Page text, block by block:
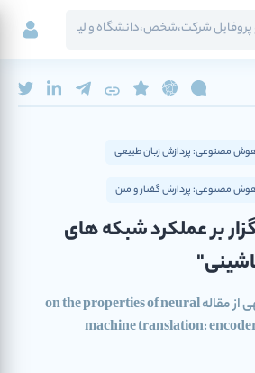
مصنوعی: پردازش زبان طبیعی
مصنوعی: پردازش گفتار و متن
بر عملکرد شبکه های
ترجمه خانم ساراناز عبداللهی از مقاله on the properties of neural
machine translation: